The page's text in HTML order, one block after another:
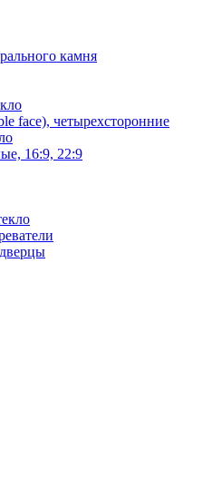
камня
face), четырехсторонние
16:9, 22:9